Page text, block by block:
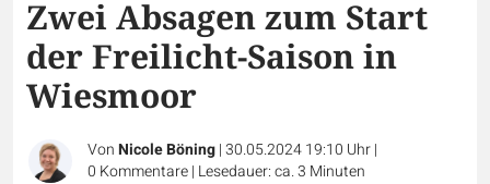
Zwei Absagen zum Start
der Freilicht-Saison in
Wiesmoor
VonNicole Böning|30.05.2024 19:10 Uhr|
0 Kommentare| Lesedauer: ca. 3 Minuten